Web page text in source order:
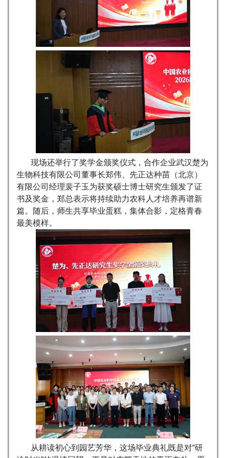
现场还举行了奖学金颁奖仪式，合作企业武汉楚为
生物科技有限公司董事长郑伟、先正达种苗（北京）
有限公司经理裴子玉为获奖硕士博士研究生颁发了证
书及奖金，郑总表示将持续助力农科人才培养再谱新
篇。随后，师生共享毕业蛋糕，集体合影，定格青春
最美模样。
从耕读初心到园艺芳华，这场毕业典礼既是对“研